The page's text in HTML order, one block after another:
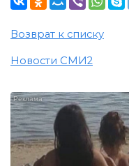
Возврат к списку
Новости СМИ2